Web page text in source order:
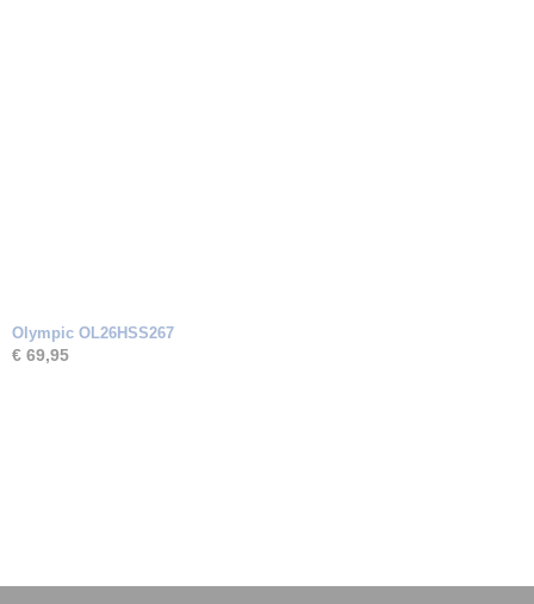
Olympic OL26HSS267
€ 69,95